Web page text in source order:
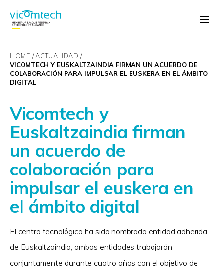
HOME
ACTUALIDAD
VICOMTECH Y EUSKALTZAINDIA FIRMAN UN ACUERDO DE
COLABORACIÓN PARA IMPULSAR EL EUSKERA EN EL ÁMBITO
DIGITAL
Vicomtech y
Euskaltzaindia firman
un acuerdo de
colaboración para
impulsar el euskera en
el ámbito digital
El centro tecnológico ha sido nombrado entidad adherida
de Euskaltzaindia, ambas entidades trabajarán
conjuntamente durante cuatro años con el objetivo de